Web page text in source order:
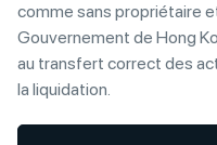
comme sans propriétaire
Gouvernement de Hong
au transfert correct des
la liquidation.